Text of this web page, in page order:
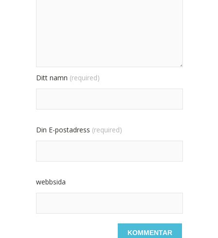
Ditt namn (required)
Din E-postadress (required)
webbsida